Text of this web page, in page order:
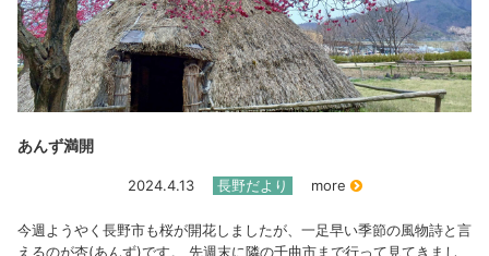
あんず満開
2024.4.13 長野だより more
今週ようやく長野市も桜が開花しましたが、一足早い季節の風物詩と言
えるのが杏(あんず)です。 先週末に隣の千曲市まで行って見てきまし